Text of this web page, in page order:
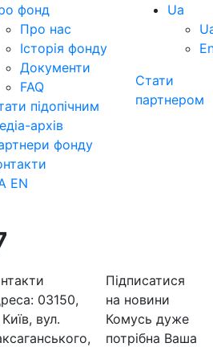
фонд
Про нас
Історія фонду
Документи
FAQ
підопічним
архів
фонду
EN
Ua
Стати
партнером
03150,
вул.
Підписатися
на новини
Комусь дуже
потрібна Ваша